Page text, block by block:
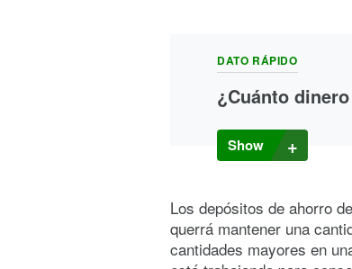
DATO RÁPIDO
¿Cuánto
mejor es ahorrar
cantidad puede
Show
Los depósitos de ahorro
querrá mantener una
cantidades mayores en